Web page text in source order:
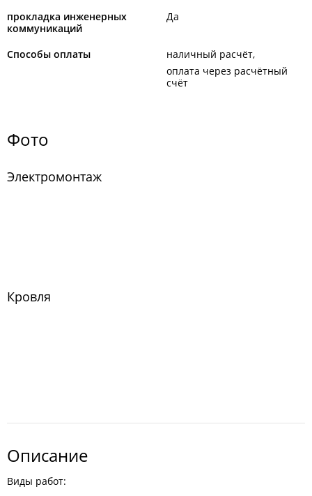
прокладка инженерных
коммуникаций
Да
Способы оплаты
наличный расчёт
оплата через расчётный
счёт
Фото
Электромонтаж
Кровля
Описание
Виды работ: